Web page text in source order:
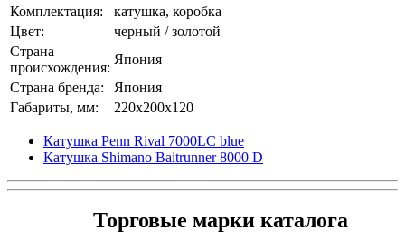
Комплектация:
катушка, коробка
Цвет:
черный / золотой
Страна
происхождения:
Япония
Страна бренда:
Япония
Габариты, мм:
220x200x120
Катушка Penn Rival 7000LC blue
Катушка Shimano Baitrunner 8000 D
Торговые марки каталога